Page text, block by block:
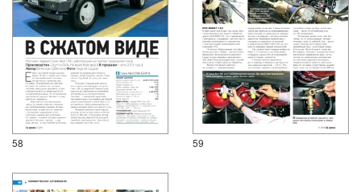
58 59